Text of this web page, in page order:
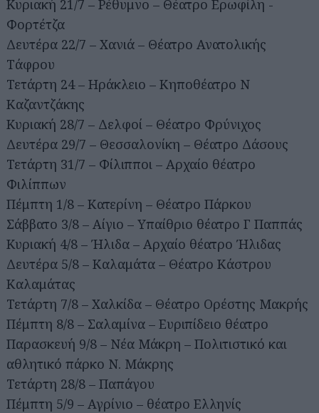
Κυριακή 21/7 – Ρέθυμνο – Θέατρο Ερωφίλη -
Φορτέτζα
Δευτέρα 22/7 – Χανιά – Θέατρο Ανατολικής
Τάφρου
Τετάρτη 24 – Ηράκλειο – Κηποθέατρο Ν
Καζαντζάκης
Κυριακή 28/7 – Δελφοί – Θέατρο Φρύνιχος
Δευτέρα 29/7 – Θεσσαλονίκη – Θέατρο Δάσους
Τετάρτη 31/7 – Φίλιπποι – Αρχαίο θέατρο
Φιλίππων
Πέμπτη 1/8 – Κατερίνη – Θέατρο Πάρκου
Σάββατο 3/8 – Αίγιο – Υπαίθριο θέατρο Γ Παππάς
Κυριακή 4/8 – Ήλιδα – Αρχαίο θέατρο Ήλιδας
Δευτέρα 5/8 – Καλαμάτα – Θέατρο Κάστρου
Καλαμάτας
Τετάρτη 7/8 – Χαλκίδα – Θέατρο Ορέστης Μακρής
Πέμπτη 8/8 – Σαλαμίνα – Ευριπίδειο θέατρο
Παρασκευή 9/8 – Νέα Μάκρη – Πολιτιστικό και
αθλητικό πάρκο Ν. Μάκρης
Τετάρτη 28/8 – Παπάγου
Πέμπτη 5/9 – Αγρίνιο – θέατρο Ελληνίς